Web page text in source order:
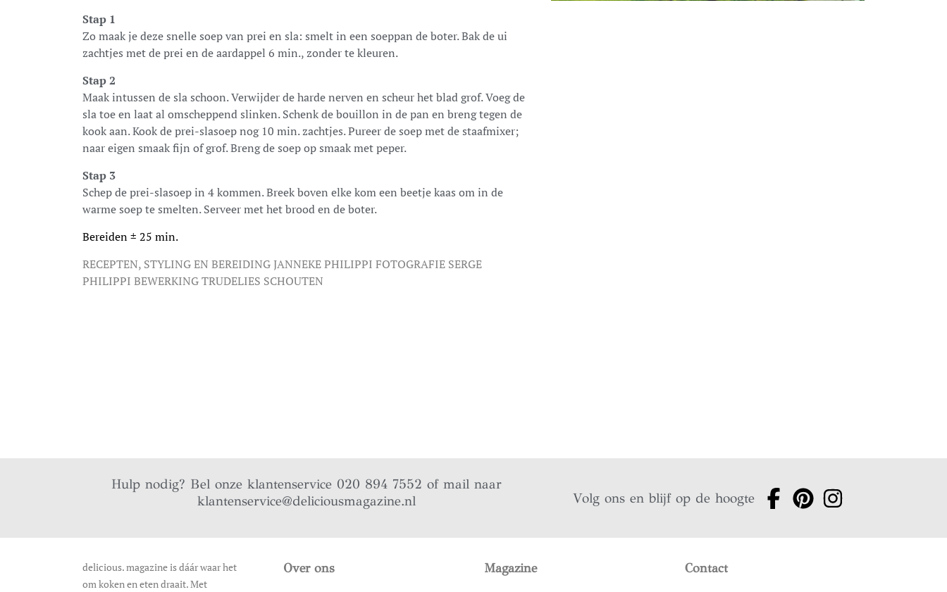
Stap 1
Zo maak je deze snelle soep van prei en sla: smelt in een soeppan de boter. Bak de ui
zachtjes met de prei en de aardappel 6 min., zonder te kleuren.
Stap 2
Maak intussen de sla schoon. Verwijder de harde nerven en scheur het blad grof. Voeg de
sla toe en laat al omscheppend slinken. Schenk de bouillon in de pan en breng tegen de
kook aan. Kook de prei-slasoep nog 10 min. zachtjes. Pureer de soep met de staafmixer;
naar eigen smaak fijn of grof. Breng de soep op smaak met peper.
Stap 3
Schep de prei-slasoep in 4 kommen. Breek boven elke kom een beetje kaas om in de
warme soep te smelten. Serveer met het brood en de boter.
Bereiden ± 25 min.
RECEPTEN, STYLING EN BEREIDING JANNEKE PHILIPPI FOTOGRAFIE SERGE
PHILIPPI BEWERKING TRUDELIES SCHOUTEN
Hulp nodig? Bel onze klantenservice 020 894 7552 of mail naar
klantenservice@deliciousmagazine.nl
Volg ons en blijf op de hoogte
delicious. magazine is dáár waar het
om koken en eten draait. Met
Over ons Magazine Contact